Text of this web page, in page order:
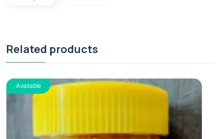
Related products
Available